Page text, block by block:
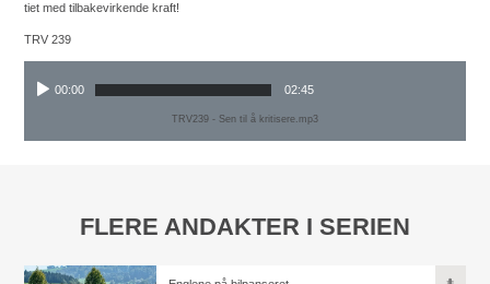
tiet med tilbakevirkende kraft!
TRV 239
00:00 02:45
TRV239 - Sen til å kritisere.mp3
FLERE ANDAKTER I SERIEN